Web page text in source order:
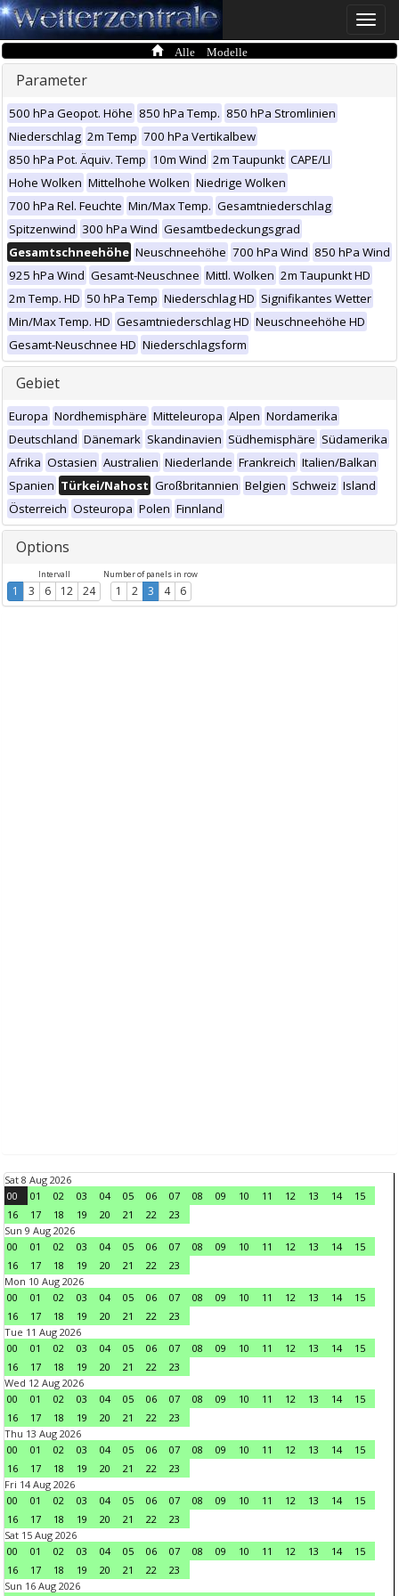
Toggle
Alle Modelle
Parameter
500 hPa Geopot. Höhe 850 hPa Temp. 850 hPa Stromlinien
Niederschlag 2m Temp 700 hPa Vertikalbew
850 hPa Pot. Äquiv. Temp 10m Wind 2m Taupunkt CAPE/LI
Hohe Wolken Mittelhohe Wolken Niedrige Wolken
700 hPa Rel. Feuchte Min/Max Temp. Gesamtniederschlag
Spitzenwind 300 hPa Wind Gesamtbedeckungsgrad
Gesamtschneehöhe Neuschneehöhe 700 hPa Wind 850 hPa Wind
925 hPa Wind Gesamt-Neuschnee Mittl. Wolken 2m Taupunkt HD
2m Temp. HD 50 hPa Temp Niederschlag HD Signifikantes Wetter
Min/Max Temp. HD Gesamtniederschlag HD Neuschneehöhe HD
Gesamt-Neuschnee HD Niederschlagsform
Gebiet
Europa Nordhemisphäre Mitteleuropa Alpen Nordamerika
Deutschland Dänemark Skandinavien Südhemisphäre Südamerika
Afrika Ostasien Australien Niederlande Frankreich Italien/Balkan
Spanien Türkei/Nahost Großbritannien Belgien Schweiz Island
Österreich Osteuropa Polen Finnland
Options
Intervall
1 3 6 12 24
Number of panels in row
1 2 3 4 6
Sat 8 Aug 2026
00
01 02 03 04 05 06 07 08 09 10 11 12 13 14
15
16
17 18 19 20 21 22
23
Sun 9 Aug 2026
00
01 02 03 04 05 06 07 08 09 10 11 12 13 14
15
16
17 18 19 20 21 22
23
Mon 10 Aug 2026
00
01 02 03 04 05 06 07 08 09 10 11 12 13 14
15
16
17 18 19 20 21 22
23
Tue 11 Aug 2026
00
01 02 03 04 05 06 07 08 09 10 11 12 13 14
15
16
17 18 19 20 21 22
23
Wed 12 Aug 2026
00
01 02 03 04 05 06 07 08 09 10 11 12 13 14
15
16
17 18 19 20 21 22
23
Thu 13 Aug 2026
00
01 02 03 04 05 06 07 08 09 10 11 12 13 14
15
16
17 18 19 20 21 22
23
Fri 14 Aug 2026
00
01 02 03 04 05 06 07 08 09 10 11 12 13 14
15
16
17 18 19 20 21 22
23
Sat 15 Aug 2026
00
01 02 03 04 05 06 07 08 09 10 11 12 13 14
15
16
17 18 19 20 21 22
23
Sun 16 Aug 2026